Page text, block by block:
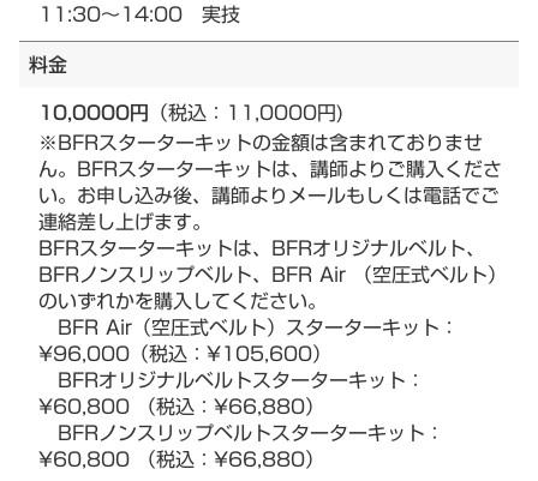
11:30～14:00 実技
料金
10,0000円 （税込：11,0000円)
※BFRスターターキットの金額は含まれておりませ
ん。BFRスターターキットは、講師よりご購入くださ
い。お申し込み後、講師よりメールもしくは電話でご
連絡差し上げます。
BFRスターターキットは、BFRオリジナルベルト、
BFRノンスリップベルト、BFR Air （空圧式ベルト）
のいずれかを購入してください。
BFR Air（空圧式ベルト）スターターキット：
¥96,000（税込：¥105,600）
BFRオリジナルベルトスターターキット：
¥60,800 （税込：¥66,880）
BFRノンスリップベルトスターターキット：
¥60,800 （税込：¥66,880）